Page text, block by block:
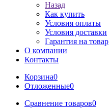
Назад
Как купить
Условия оплаты
Условия доставки
Гарантия на товар
О компании
Контакты
Корзина0
Отложенные0
Сравнение товаров0